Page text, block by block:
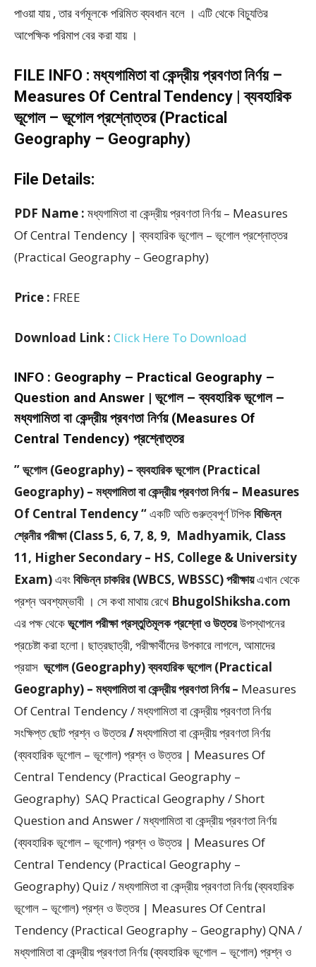
পাওয়া যায় , তার বর্গমূলকে পরিমিত ব্যবধান বলে । এটি থেকে বিচ্যুতির
আপেক্ষিক পরিমাপ বের করা যায় ।
FILE INFO : মধ্যগামিতা বা কেন্দ্রীয় প্রবণতা নির্ণয় –
Measures Of Central Tendency | ব্যবহারিক
ভূগোল – ভূগোল প্রশ্নোত্তর (Practical
Geography – Geography)
File Details:
PDF Name : মধ্যগামিতা বা কেন্দ্রীয় প্রবণতা নির্ণয় – Measures
Of Central Tendency | ব্যবহারিক ভূগোল – ভূগোল প্রশ্নোত্তর
(Practical Geography – Geography)
Price : FREE
Download Link : Click Here To Download
INFO : Geography – Practical Geography –
Question and Answer | ভূগোল – ব্যবহারিক ভূগোল –
মধ্যগামিতা বা কেন্দ্রীয় প্রবণতা নির্ণয় (Measures Of
Central Tendency) প্রশ্নোত্তর
” ভূগোল (Geography) – ব্যবহারিক ভূগোল (Practical
Geography) – মধ্যগামিতা বা কেন্দ্রীয় প্রবণতা নির্ণয় – Measures
Of Central Tendency “একটি অতি গুরুত্বপূর্ণ টপিকবিভিন্ন
শ্রেনীর পরীক্ষা (Class 5, 6, 7, 8, 9, Madhyamik, Class
11, Higher Secondary – HS, College & University
Exam)এবংবিভিন্ন চাকরির (WBCS, WBSSC) পরীক্ষায়এখান থেকে
প্রশ্ন অবশ্যম্ভাবী । সে কথা মাথায় রেখে BhugolShiksha.com
এর পক্ষ থেকেভূগোল পরীক্ষা প্রস্তুতিমূলক প্রশ্নো ও উত্তরউপস্থাপনের
প্রচেষ্টা করা হলাে। ছাত্রছাত্রী, পরীক্ষার্থীদের উপকারে লাগলে, আমাদের
প্রয়াস ভূগোল (Geography) ব্যবহারিক ভূগোল (Practical
Geography) – মধ্যগামিতা বা কেন্দ্রীয় প্রবণতা নির্ণয় – Measures
Of Central Tendency / মধ্যগামিতা বা কেন্দ্রীয় প্রবণতা নির্ণয়
সংক্ষিপ্ত ছোট প্রশ্ন ও উত্তর/মধ্যগামিতা বা কেন্দ্রীয় প্রবণতা নির্ণয়
(ব্যবহারিক ভূগোল – ভূগোল) প্রশ্ন ও উত্তর | Measures Of
Central Tendency (Practical Geography –
Geography) SAQ Practical Geography / Short
Question and Answer / মধ্যগামিতা বা কেন্দ্রীয় প্রবণতা নির্ণয়
(ব্যবহারিক ভূগোল – ভূগোল) প্রশ্ন ও উত্তর | Measures Of
Central Tendency (Practical Geography –
Geography) Quiz / মধ্যগামিতা বা কেন্দ্রীয় প্রবণতা নির্ণয় (ব্যবহারিক
ভূগোল – ভূগোল) প্রশ্ন ও উত্তর | Measures Of Central
Tendency (Practical Geography – Geography) QNA /
মধ্যগামিতা বা কেন্দ্রীয় প্রবণতা নির্ণয় (ব্যবহারিক ভূগোল – ভূগোল) প্রশ্ন ও